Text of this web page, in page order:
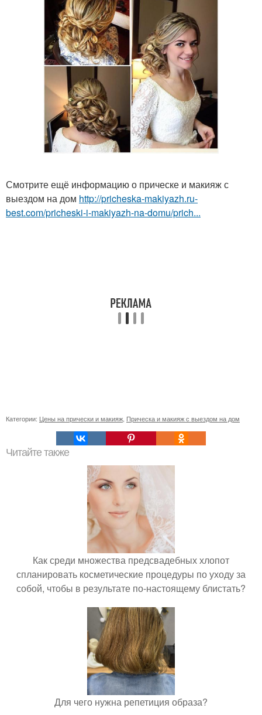
Смотрите ещё информацию о прическе и макияж с
выездом на дом http://pricheska-makiyazh.ru-
best.com/pricheski-i-makiyazh-na-domu/prich...
Категории: Цены на прически и макияж, Прическа и макияж с выездом на дом
Читайте также
Как среди множества предсвадебных хлопот
спланировать косметические процедуры по уходу за
собой, чтобы в результате по-настоящему блистать?
Для чего нужна репетиция образа?